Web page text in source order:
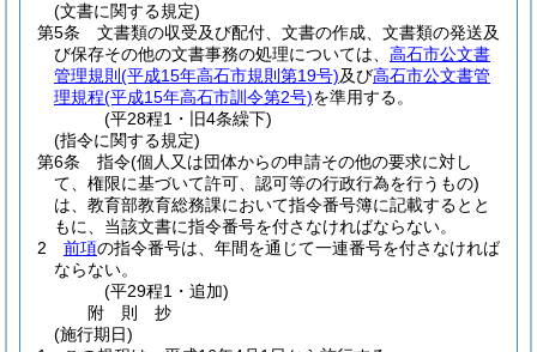
(文書に関する規定)
第5条
文書類の収受及び配付、文書の作成、文書類の発送及
び保存その他の文書事務の処理については、 高石市公文書
管理規則 (平成15年高石市規則第19号)及び高石市公文書管
理規程(平成15年高石市訓令第2号)を準用する。
(平28程1・旧4条繰下)
(指令に関する規定)
第6条
指令(個人又は団体からの申請その他の要求に対し
て、権限に基づいて許可、認可等の行政行為を行うもの)
は、教育部教育総務課において指令番号簿に記載するとと
もに、当該文書に指令番号を付さなければならない。
2
前項の指令番号は、年間を通じて一連番号を付さなければ
ならない。
(平29程1・追加)
附 則
抄
(施行期日)